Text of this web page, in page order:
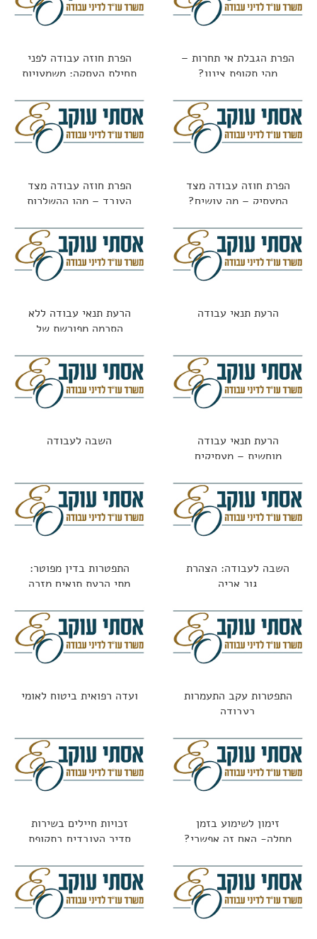
הפרת הגבלת אי תחרות –
מהי תקופת צינון?
הפרת חוזה עבודה לפני
תחילת העסקה: משמעויות
הפרת חוזה עבודה מצד
המעסיק – מה עושים?
הפרת חוזה עבודה מצד
העובד – מהן ההשלכות
הרעת תנאי עבודה
הרעת תנאי עבודה ללא
הסכמה מפורשת של
הרעת תנאי עבודה
מוחשית – מעסיקים
השבה לעבודה
השבה לעבודה: הצהרת
גור אריה
התפטרות בדין מפוטר:
מתי הרעת תנאים מזכה
התפטרות עקב התעמרות
בעבודה
ועדה רפואית ביטוח לאומי
זימון לשימוע בזמן
מחלה- האם זה אפשרי?
זכויות חיילים בשירות
סדיר העובדים בתקופת